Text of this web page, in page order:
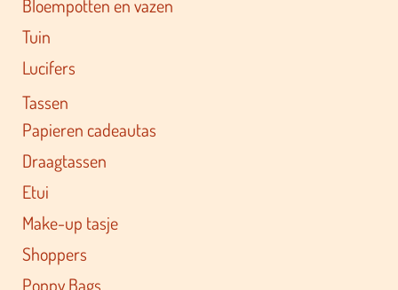
Bloempotten en vazen
Tuin
Lucifers
Tassen
Papieren cadeautas
Draagtassen
Etui
Make-up tasje
Shoppers
Poppy Bags